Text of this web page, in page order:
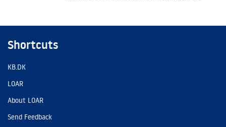
Shortcuts
KB.DK
LOAR
About LOAR
Send Feedback